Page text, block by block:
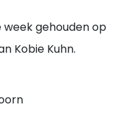
gehouden op
Kobie Kuhn.